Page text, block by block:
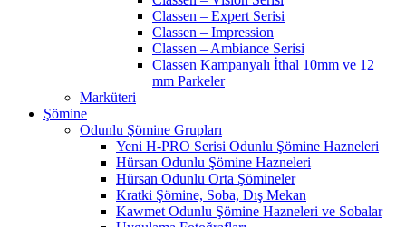
Classen – Expert Serisi
Classen – Impression
Classen – Ambiance Serisi
Classen Kampanyalı İthal 10mm ve 12
mm Parkeler
Marküteri
Şömine
Odunlu Şömine Grupları
Yeni H-PRO Serisi Odunlu Şömine Hazneleri
Hürsan Odunlu Şömine Hazneleri
Hürsan Odunlu Orta Şömineler
Kratki Şömine, Soba, Dış Mekan
Kawmet Odunlu Şömine Hazneleri ve Sobalar